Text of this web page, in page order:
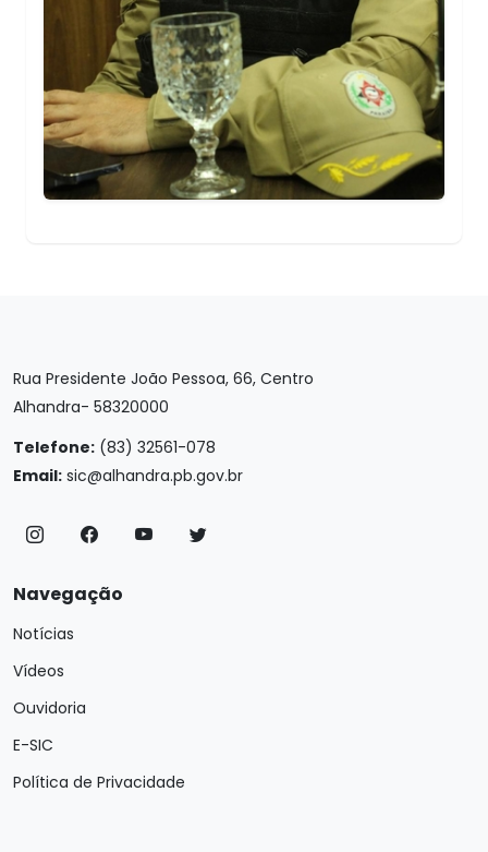
Rua Presidente João Pessoa, 66, Centro
Alhandra- 58320000
Telefone: (83) 32561-078
Email: sic@alhandra.pb.gov.br
Navegação
Notícias
Vídeos
Ouvidoria
E-SIC
Política de Privacidade